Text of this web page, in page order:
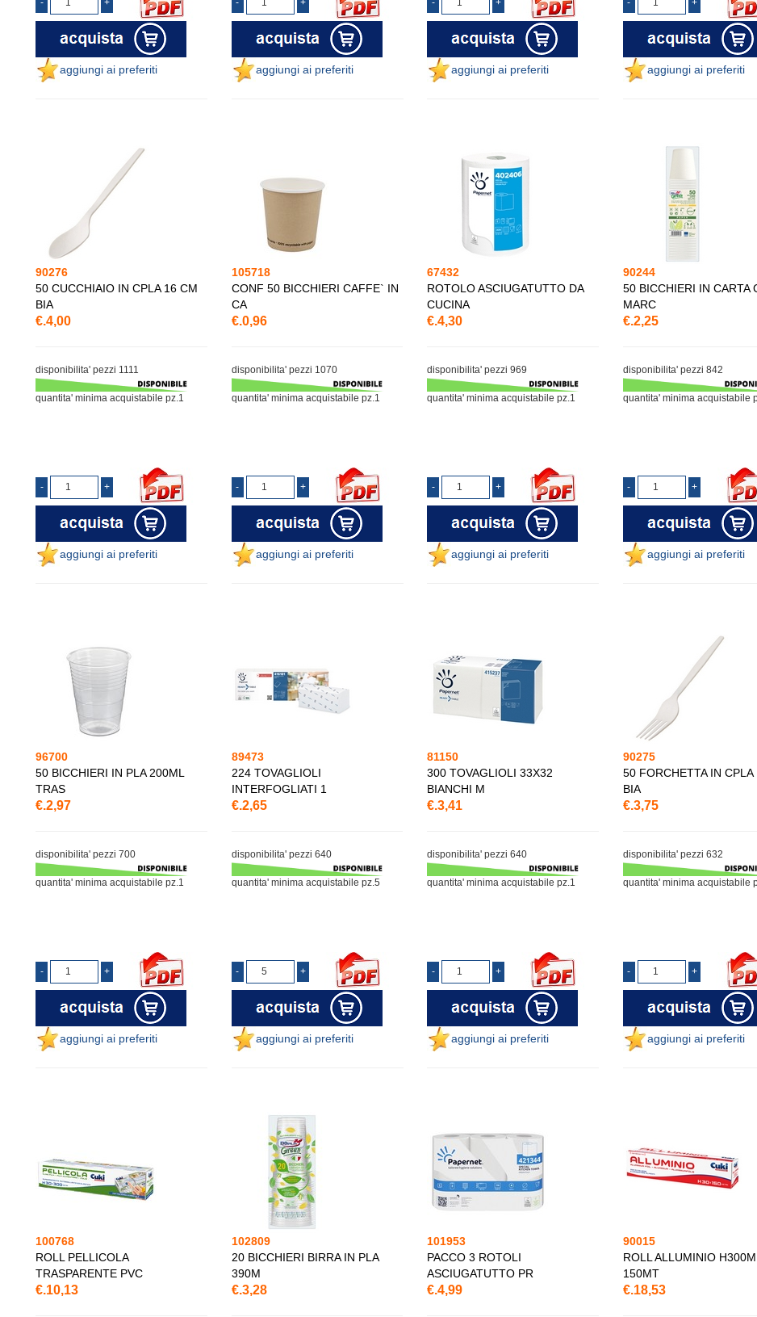
aggiungi ai preferiti aggiungi ai preferiti aggiungi ai preferiti aggiungi ai preferiti
90276
50 CUCCHIAIO IN CPLA 16 CM
BIA
€.4,00
disponibilita' pezzi 1111
quantita' minima acquistabile pz.1
aggiungi ai preferiti
105718
CONF 50 BICCHIERI CAFFE` IN
CA
€.0,96
disponibilita' pezzi 1070
quantita' minima acquistabile pz.1
aggiungi ai preferiti
67432
ROTOLO ASCIUGATUTTO DA
CUCINA
€.4,30
disponibilita' pezzi 969
quantita' minima acquistabile pz.1
aggiungi ai preferiti
90244
50 BICCHIERI IN CARTA
MARC
€.2,25
disponibilita' pezzi 842
quantita' minima acquistabile
aggiungi ai preferiti
96700
50 BICCHIERI IN PLA 200ML
TRAS
€.2,97
disponibilita' pezzi 700
quantita' minima acquistabile pz.1
aggiungi ai preferiti
89473
224 TOVAGLIOLI
INTERFOGLIATI 1
€.2,65
disponibilita' pezzi 640
quantita' minima acquistabile pz.5
aggiungi ai preferiti
81150
300 TOVAGLIOLI 33X32
BIANCHI M
€.3,41
disponibilita' pezzi 640
quantita' minima acquistabile pz.1
aggiungi ai preferiti
90275
50 FORCHETTA IN CPLA
BIA
€.3,75
disponibilita' pezzi 632
quantita' minima acquistabile
aggiungi ai preferiti
100768
ROLL PELLICOLA
TRASPARENTE PVC
€.10,13
102809
20 BICCHIERI BIRRA IN PLA
390M
€.3,28
101953
PACCO 3 ROTOLI
ASCIUGATUTTO PR
€.4,99
90015
ROLL ALLUMINIO
150MT
€.18,53